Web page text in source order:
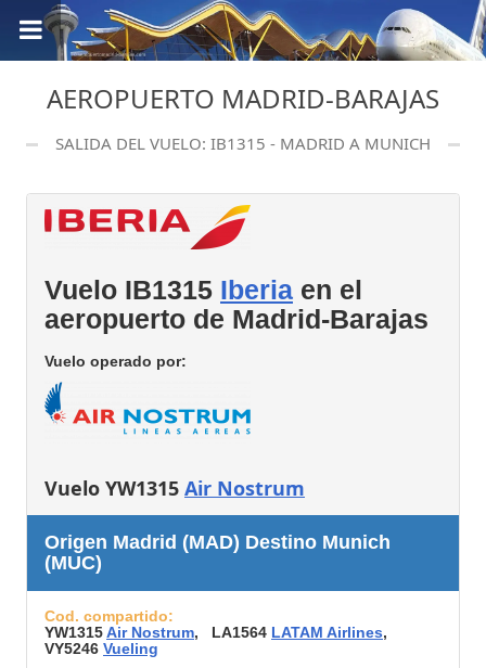
AEROPUERTO MADRID-BARAJAS
SALIDA DEL VUELO: IB1315 - MADRID A MUNICH
Vuelo IB1315 Iberia en el
aeropuerto de Madrid-Barajas
Vuelo operado por:
Vuelo YW1315 Air Nostrum
Origen Madrid (MAD) Destino Munich
(MUC)
Cod. compartido:
YW1315Air Nostrum, LA1564 LATAM Airlines,
VY5246 Vueling